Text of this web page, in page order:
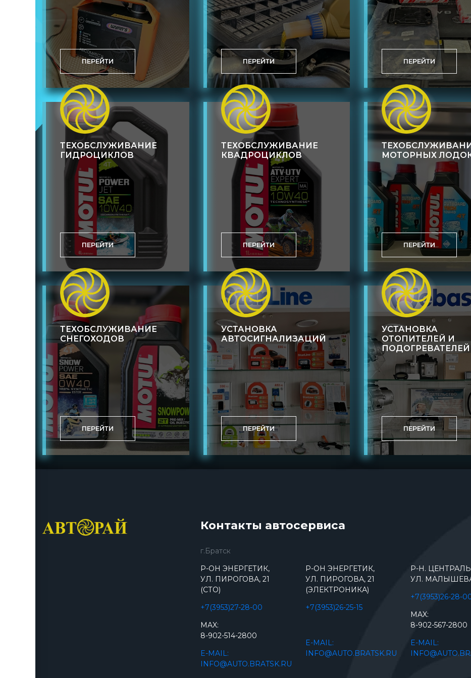
ПЕРЕЙТИ ПЕРЕЙТИ ПЕРЕЙТИ
ТЕХОБСЛУЖИВАНИЕ
ГИДРОЦИКЛОВ
ПЕРЕЙТИ
ТЕХОБСЛУЖИВАНИЕ
КВАДРОЦИКЛОВ
ПЕРЕЙТИ
МОТОРНЫХ
ПЕРЕЙТИ
ТЕХОБСЛУЖИВАНИЕ
СНЕГОХОДОВ
ПЕРЕЙТИ
УСТАНОВКА
АВТОСИГНАЛИЗАЦИЙ
ПЕРЕЙТИ
УСТАНОВКА
ОТОПИТЕЛЕЙ И
ПОДОГРЕВАТЕЛЕЙ
ПЕРЕЙТИ
Контакты автосервиса
г.Братск
Р-ОН ЭНЕРГЕТИК,
УЛ. ПИРОГОВА, 21
(СТО)
+7(3953)27-28-00
MAX:
8-902-514-2800
E-MAIL:
INFO@AUTO.BRATSK.RU
Р-ОН ЭНЕРГЕТИК,
УЛ. ПИРОГОВА, 21
(ЭЛЕКТРОНИКА)
+7(3953)26-25-15
E-MAIL:
INFO@AUTO.BRATSK.RU
Р-Н.
УЛ.
+7(3953)26-28-
MAX:
8-902-567-2800
E-MAIL: